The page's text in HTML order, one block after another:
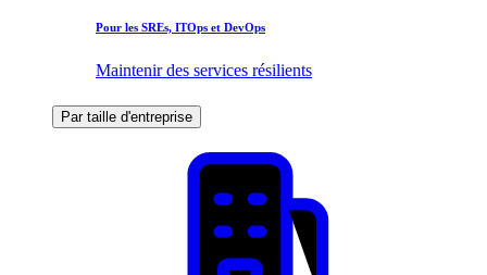
Pour les SREs, ITOps et DevOps
Maintenir des services résilients
Par taille d'entreprise